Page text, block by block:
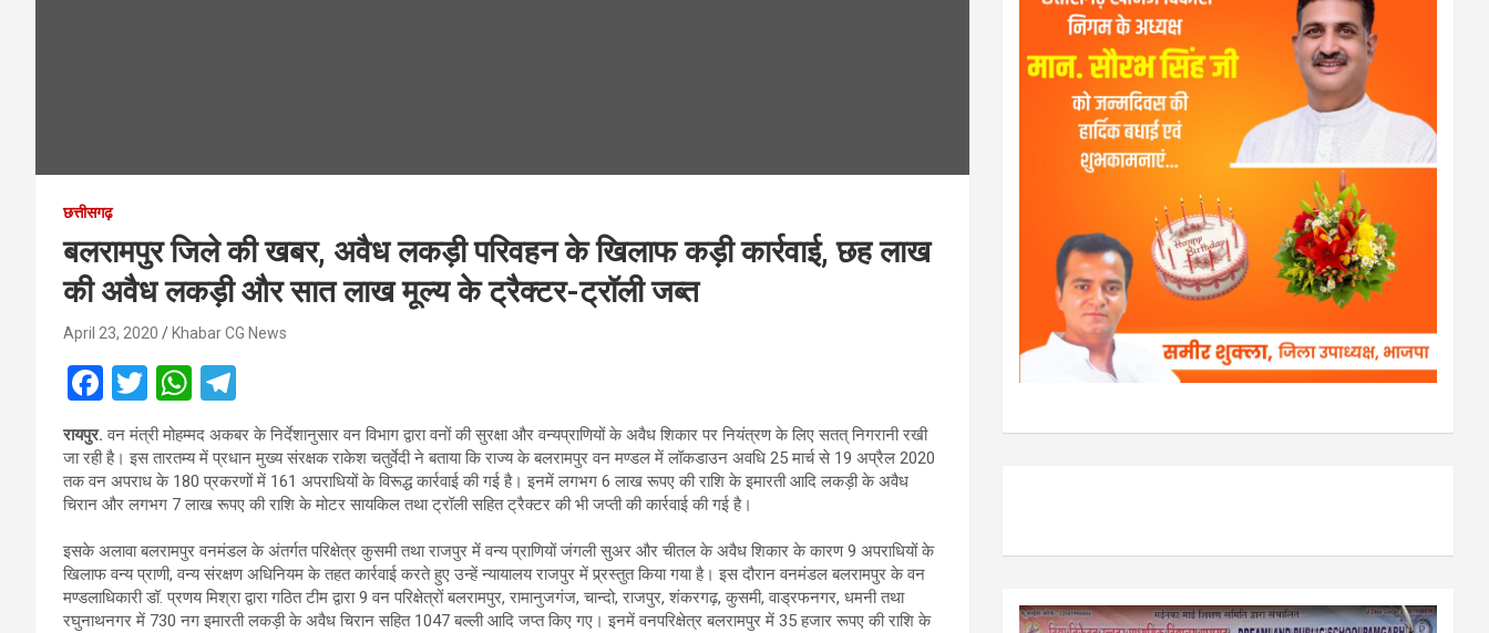
छत्तीसगढ़
बलरामपुर जिले की खबर, अवैध लकड़ी परिवहन के खिलाफ कड़ी कार्रवाई, छह लाख
की अवैध लकड़ी और सात लाख मूल्य के ट्रैक्टर-ट्रॉली जब्त
April 23, 2020 Khabar CG News
F
a
ce
b
o
k
T
wi
tt
er
W
h
at
s
p
p
el
e
gr
a
m
रायपुर. वन मंत्री मोहम्मद अकबर के निर्देशानुसार वन विभाग द्वारा वनों की सुरक्षा और वन्यप्राणियों के अवैध शिकार पर नियंत्रण के लिए सतत् निगरानी रखी
जा रही है। इस तारतम्य में प्रधान मुख्य संरक्षक राकेश चतुर्वेदी ने बताया कि राज्य के बलरामपुर वन मण्डल में लॉकडाउन अवधि 25 मार्च से 19 अप्रैल 2020
तक वन अपराध के 180 प्रकरणों में 161 अपराधियों के विरूद्ध कार्रवाई की गई है। इनमें लगभग 6 लाख रूपए की राशि के इमारती आदि लकड़ी के अवैध
चिरान और लगभग 7 लाख रूपए की राशि के मोटर सायकिल तथा ट्रॉली सहित ट्रैक्टर की भी जप्ती की कार्रवाई की गई है।
इसके अलावा बलरामपुर वनमंडल के अंतर्गत परिक्षेत्र कुसमी तथा राजपुर में वन्य प्राणियों जंगली सुअर और चीतल के अवैध शिकार के कारण 9 अपराधियों के
खिलाफ वन्य प्राणी, वन्य संरक्षण अधिनियम के तहत कार्रवाई करते हुए उन्हें न्यायालय राजपुर में प्र्रस्तुत किया गया है। इस दौरान वनमंडल बलरामपुर के वन
मण्डलाधिकारी डॉ. प्रणय मिश्रा द्वारा गठित टीम द्वारा 9 वन परिक्षेत्रों बलरामपुर, रामानुजगंज, चान्दो, राजपुर, शंकरगढ़, कुसमी, वाड्रफनगर, धमनी तथा
रघुनाथनगर में 730 नग इमारती लकड़ी के अवैध चिरान सहित 1047 बल्ली आदि जप्त किए गए। इनमें वनपरिक्षेत्र बलरामपुर में 35 हजार रूपए की राशि के